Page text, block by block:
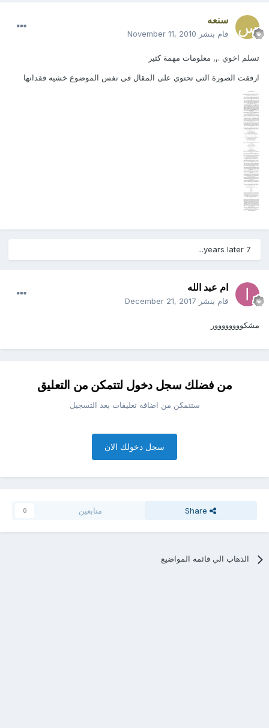
سنعه
قام بنشر November 11, 2010
تسلم اخوي .,, معلومات مهمة كثير
ارفقت الصورة التي تحتوي على المقال في نفس الموضوع خشيه فقدانها
7 years later...
ام عبد الله
قام بنشر December 21, 2017
مشكوووووووور
من فضلك سجل دخول لتتمكن من التعليق
ستتمكن من اضافه تعليقات بعد التسجيل
سجل دخولك الان
Share متابعين 0
الذهاب الي قائمه المواضيع